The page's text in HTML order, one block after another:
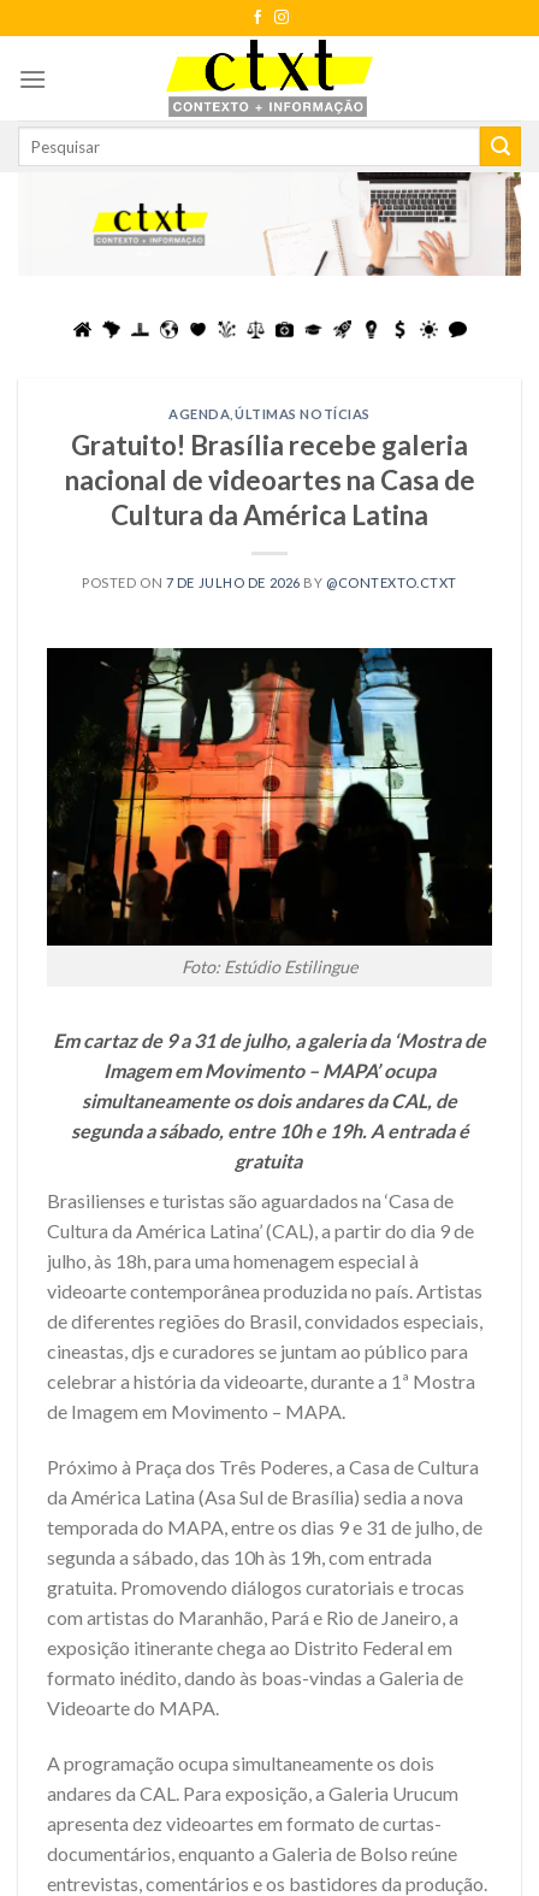
to
content
AGENDA ÚLTIMAS NOTÍCIAS
Gratuito! Brasília recebe galeria
nacional de videoartes na Casa de
Cultura da América Latina
POSTED ON 7 DE JULHO DE 2026 BY @CONTEXTO.CTXT
Foto: Estúdio Estilingue
Em cartaz de 9 a 31 de julho, a galeria da ‘Mostra de
Imagem em Movimento – MAPA’ ocupa
simultaneamente os dois andares da CAL, de
segunda a sábado, entre 10h e 19h. A entrada é
gratuita
Brasilienses e turistas são aguardados na ‘Casa de
Cultura da América Latina’ (CAL), a partir do dia 9 de
julho, às 18h, para uma homenagem especial à
videoarte contemporânea produzida no país. Artistas
de diferentes regiões do Brasil, convidados especiais,
cineastas, djs e curadores se juntam ao público para
celebrar a história da videoarte, durante a 1ª Mostra
de Imagem em Movimento – MAPA.
Próximo à Praça dos Três Poderes, a Casa de Cultura
da América Latina (Asa Sul de Brasília) sedia a nova
temporada do MAPA, entre os dias 9 e 31 de julho, de
segunda a sábado, das 10h às 19h, com entrada
gratuita. Promovendo diálogos curatoriais e trocas
com artistas do Maranhão, Pará e Rio de Janeiro, a
exposição itinerante chega ao Distrito Federal em
formato inédito, dando às boas-vindas a Galeria de
Videoarte do MAPA.
A programação ocupa simultaneamente os dois
andares da CAL. Para exposição, a Galeria Urucum
apresenta dez videoartes em formato de curtas-
documentários, enquanto a Galeria de Bolso reúne
entrevistas, comentários e os bastidores da produção.